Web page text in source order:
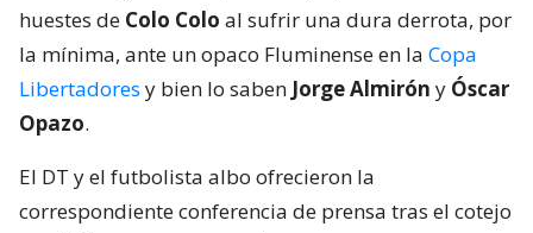
huestes de Colo Colo al sufrir una dura derrota, por
la mínima, ante un opaco Fluminense en la Copa
Libertadores y bien lo saben Jorge Almirón y Óscar
Opazo.
El DT y el futbolista albo ofrecieron la
correspondiente conferencia de prensa tras el cotejo